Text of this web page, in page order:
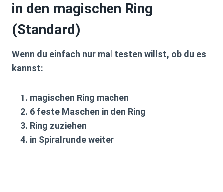
in den magischen Ring
(Standard)
Wenn du einfach nur mal testen willst, ob du es
kannst:
magischen Ring machen
6 feste Maschen in den Ring
Ring zuziehen
in Spiralrunde weiter